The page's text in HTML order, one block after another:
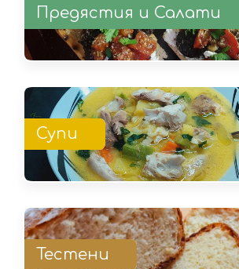
Предястия и Салати
Супи
Тестени